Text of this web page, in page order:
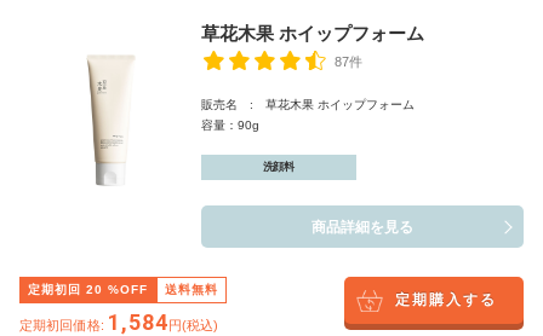
草花木果 ホイップフォーム
87件
販売名 : 草花木果 ホイップフォーム
容量：90g
洗顔料
商品詳細を見る
定期初回 20 %OFF 送料無料
定期初回価格: 1,584円(税込)
定期購入する